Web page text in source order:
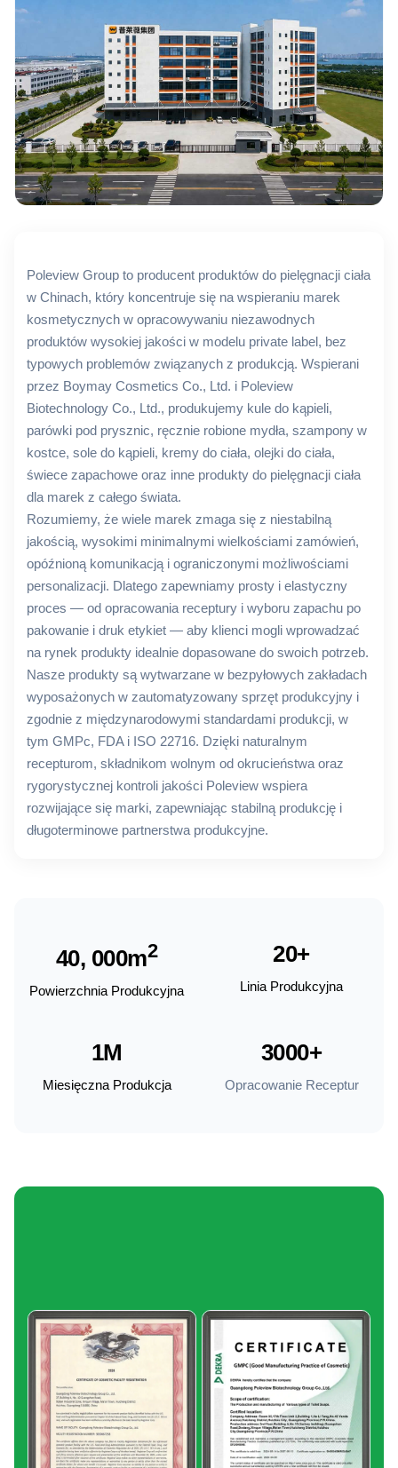
Poleview Group to producent produktów do pielęgnacji ciała
w Chinach, który koncentruje się na wspieraniu marek
kosmetycznych w opracowywaniu niezawodnych
produktów wysokiej jakości w modelu private label, bez
typowych problemów związanych z produkcją. Wspierani
przez Boymay Cosmetics Co., Ltd. i Poleview
Biotechnology Co., Ltd., produkujemy kule do kąpieli,
parówki pod prysznic, ręcznie robione mydła, szampony w
kostce, sole do kąpieli, kremy do ciała, olejki do ciała,
świece zapachowe oraz inne produkty do pielęgnacji ciała
dla marek z całego świata.
Rozumiemy, że wiele marek zmaga się z niestabilną
jakością, wysokimi minimalnymi wielkościami zamówień,
opóźnioną komunikacją i ograniczonymi możliwościami
personalizacji. Dlatego zapewniamy prosty i elastyczny
proces — od opracowania receptury i wyboru zapachu po
pakowanie i druk etykiet — aby klienci mogli wprowadzać
na rynek produkty idealnie dopasowane do swoich potrzeb.
Nasze produkty są wytwarzane w bezpyłowych zakładach
wyposażonych w zautomatyzowany sprzęt produkcyjny i
zgodnie z międzynarodowymi standardami produkcji, w
tym GMPc, FDA i ISO 22716. Dzięki naturalnym
recepturom, składnikom wolnym od okrucieństwa oraz
rygorystycznej kontroli jakości Poleview wspiera
rozwijające się marki, zapewniając stabilną produkcję i
długoterminowe partnerstwa produkcyjne.
40, 000m2
Powierzchnia Produkcyjna
20+
Linia Produkcyjna
1M
Miesięczna Produkcja
3000+
Opracowanie Receptur